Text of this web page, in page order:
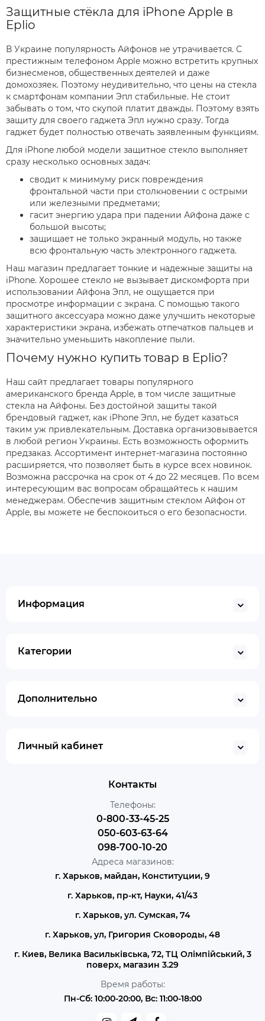
Защитные стёкла для iPhone Apple в
Eplio
В Украине популярность Айфонов не утрачивается. С
престижным телефоном Apple можно встретить крупных
бизнесменов, общественных деятелей и даже
домохозяек. Поэтому неудивительно, что цены на стекла
к смартфонам компании Эпл стабильные. Не стоит
забывать о том, что скупой платит дважды. Поэтому взять
защиту для своего гаджета Эпл нужно сразу. Тогда
гаджет будет полностью отвечать заявленным функциям.
Для iPhone любой модели защитное стекло выполняет
сразу несколько основных задач:
сводит к минимуму риск повреждения
фронтальной части при столкновении с острыми
или железными предметами;
гасит энергию удара при падении Айфона даже с
большой высоты;
защищает не только экранный модуль, но также
всю фронтальную часть электронного гаджета.
Наш магазин предлагает тонкие и надежные защиты на
iPhone. Хорошее стекло не вызывает дискомфорта при
использовании Айфона Эпл, не ощущается при
просмотре информации с экрана. С помощью такого
защитного аксессуара можно даже улучшить некоторые
характеристики экрана, избежать отпечатков пальцев и
значительно уменьшить накопление пыли.
Почему нужно купить товар в Eplio?
Наш сайт предлагает товары популярного
американского бренда Apple, в том числе защитные
стекла на Айфоны. Без достойной защиты такой
брендовый гаджет, как iPhone Эпл, не будет казаться
таким уж привлекательным. Доставка организовывается
в любой регион Украины. Есть возможность оформить
предзаказ. Ассортимент интернет-магазина постоянно
расширяется, что позволяет быть в курсе всех новинок.
Возможна рассрочка на срок от 4 до 22 месяцев. По всем
интересующим вас вопросам обращайтесь к нашим
менеджерам. Обеспечив защитным стеклом Айфон от
Apple, вы можете не беспокоиться о его безопасности.
Информация
Категории
Дополнительно
Личный кабинет
Контакты
Телефоны:
0-800-33-45-25
050-603-63-64
098-700-10-20
Адреса магазинов:
г. Харьков, майдан, Конституции, 9
г. Харьков, пр-кт, Науки, 41/43
г. Харьков, ул. Сумская, 74
г. Харьков, ул, Григория Сковороды, 48
г. Киев, Велика Васильківська, 72, ТЦ Олімпійський, 3
поверх, магазин 3.29
Время работы:
Пн-Сб: 10:00-20:00, Вс: 11:00-18:00